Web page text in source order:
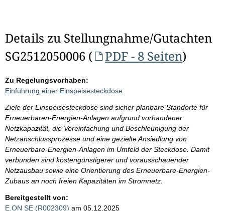
Details zu Stellungnahme/Gutachten
SG2512050006 (
PDF - 8 Seiten)
Zu Regelungsvorhaben:
Einführung einer Einspeisesteckdose
Ziele der Einspeisesteckdose sind sicher planbare Standorte für
Erneuerbaren-Energien-Anlagen aufgrund vorhandener
Netzkapazität, die Vereinfachung und Beschleunigung der
Netzanschlussprozesse und eine gezielte Ansiedlung von
Erneuerbare-Energien-Anlagen im Umfeld der Steckdose. Damit
verbunden sind kostengünstigerer und vorausschauender
Netzausbau sowie eine Orientierung des Erneuerbare-Energien-
Zubaus an noch freien Kapazitäten im Stromnetz.
Bereitgestellt von:
E.ON SE (R002309) am 05.12.2025